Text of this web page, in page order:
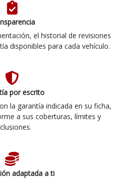
el historial de revisiones
disponibles para cada vehículo.
por escrito
la garantía indicada en su ficha,
a sus coberturas, límites y
adaptada a ti